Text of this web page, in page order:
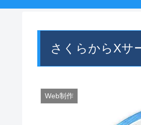
さくらからXサ
Web制作